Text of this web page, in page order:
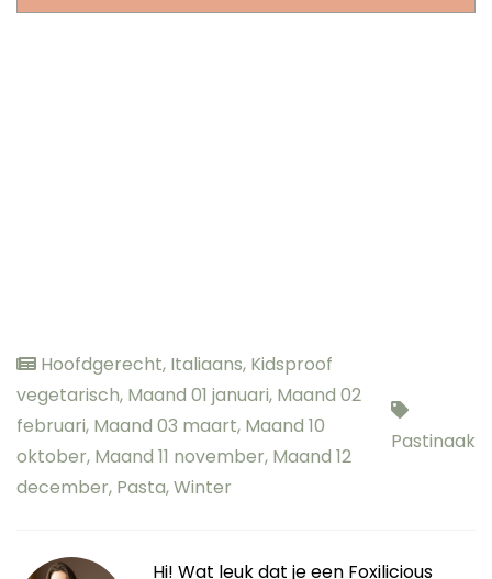
Hoofdgerecht, Italiaans, Kidsproof
vegetarisch, Maand 01 januari, Maand 02
februari, Maand 03 maart, Maand 10
oktober, Maand 11 november, Maand 12
december, Pasta,Winter
Pastinaak
Hi! Wat leuk dat je een Foxilicious